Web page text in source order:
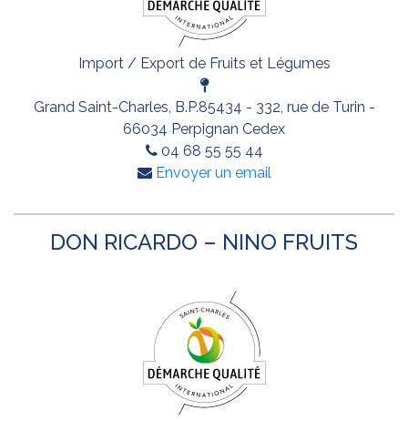
Import / Export de Fruits et Légumes
Grand Saint-Charles, B.P.85434 - 332, rue de Turin -
66034 Perpignan Cedex
04 68 55 55 44
Envoyer un email
DON RICARDO – NINO FRUITS